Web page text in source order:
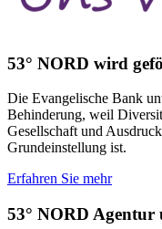
53° NORD wird
Die Evangelische Bank
Behinderung, weil
Gesellschaft und
Grundeinstellung ist.
Erfahren Sie mehr
53° NORD Agentur